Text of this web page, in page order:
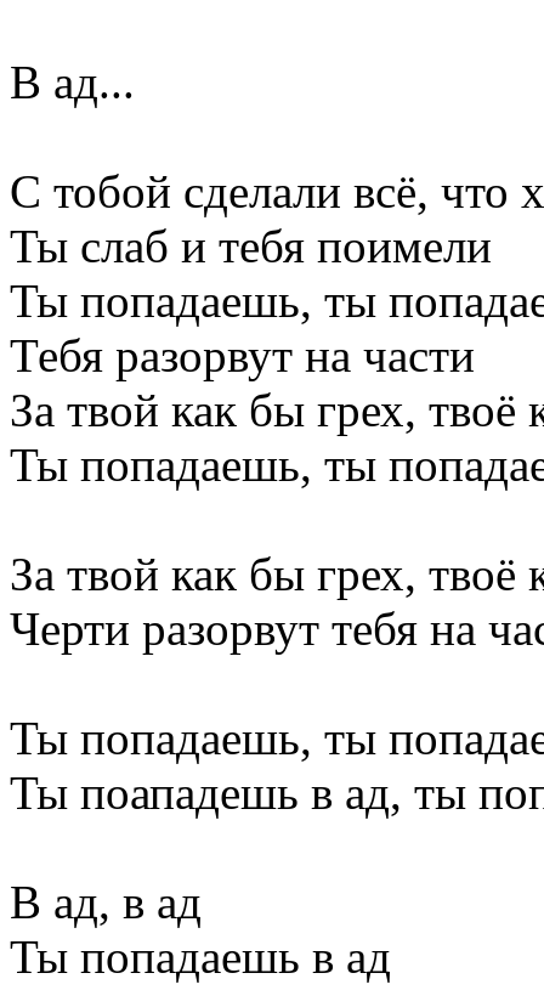
В ад...
С тобой сделали всё, что
Ты слаб и тебя поимели
Ты попадаешь, ты
Тебя разорвут на части
За твой как бы грех, твоё
Ты попадаешь, ты
За твой как бы грех, твоё
Черти разорвут тебя на
Ты попадаешь, ты
Ты поападешь в ад, ты
В ад, в ад
Ты попадаешь в ад